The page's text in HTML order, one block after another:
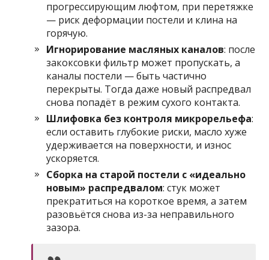
прогрессирующим люфтом, при перетяжке
— риск деформации постели и клина на
горячую.
Игнорирование масляных каналов: после
закоксовки фильтр может пропускать, а
каналы постели — быть частично
перекрыты. Тогда даже новый распредвал
снова попадёт в режим сухого контакта.
Шлифовка без контроля микрорельефа:
если оставить глубокие риски, масло хуже
удерживается на поверхности, и износ
ускоряется.
Сборка на старой постели с «идеально
новым» распредвалом: стук может
прекратиться на короткое время, а затем
разовьётся снова из-за неправильного
зазора.